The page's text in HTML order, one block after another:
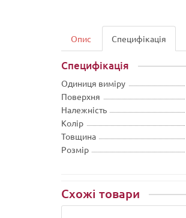
Опис Специфікація
Специфікація
Одиниця виміру
Поверхня
Належність
Колір
Товщина
Розмір
Схожі товари